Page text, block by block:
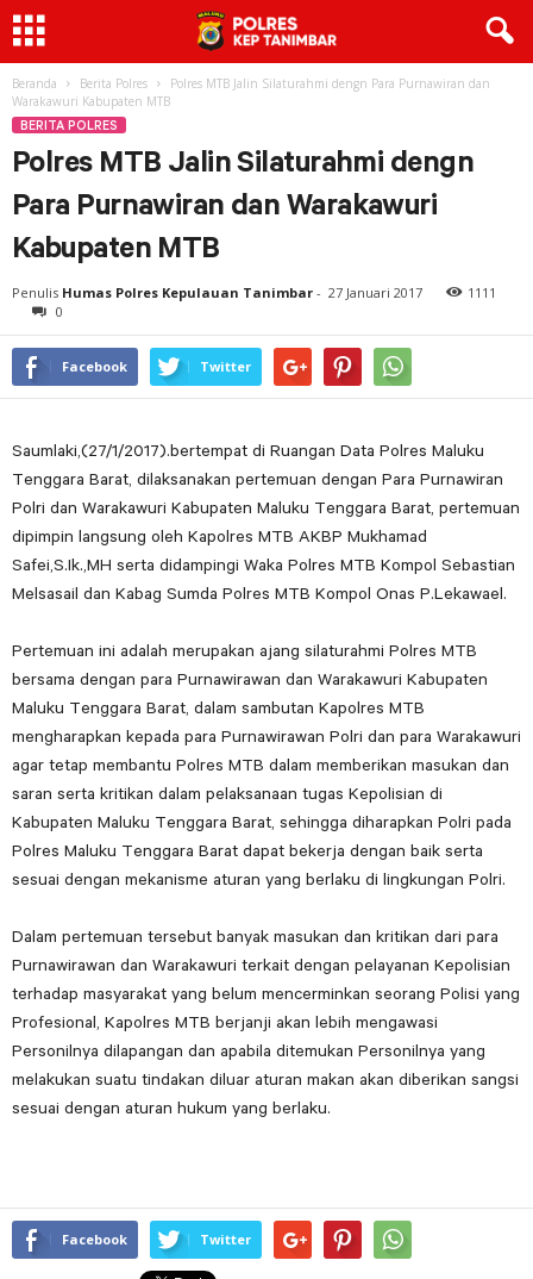
Beranda Berita Polres
Polres MTB Jalin Silaturahmi dengn Para Purnawiran dan
Warakawuri Kabupaten MTB
BERITA POLRES
Polres MTB Jalin Silaturahmi dengn
Para Purnawiran dan Warakawuri
Kabupaten MTB
Penulis Humas Polres Kepulauan Tanimbar - 27 Januari 2017
1111
0
Facebook Twitter
Saumlaki,(27/1/2017).bertempat di Ruangan Data Polres Maluku
Tenggara Barat, dilaksanakan pertemuan dengan Para Purnawiran
Polri dan Warakawuri Kabupaten Maluku Tenggara Barat, pertemuan
dipimpin langsung oleh Kapolres MTB AKBP Mukhamad
Safei,S.Ik.,MH serta didampingi Waka Polres MTB Kompol Sebastian
Melsasail dan Kabag Sumda Polres MTB Kompol Onas P.Lekawael.
Pertemuan ini adalah merupakan ajang silaturahmi Polres MTB
bersama dengan para Purnawirawan dan Warakawuri Kabupaten
Maluku Tenggara Barat, dalam sambutan Kapolres MTB
mengharapkan kepada para Purnawirawan Polri dan para Warakawuri
agar tetap membantu Polres MTB dalam memberikan masukan dan
saran serta kritikan dalam pelaksanaan tugas Kepolisian di
Kabupaten Maluku Tenggara Barat, sehingga diharapkan Polri pada
Polres Maluku Tenggara Barat dapat bekerja dengan baik serta
sesuai dengan mekanisme aturan yang berlaku di lingkungan Polri.
Dalam pertemuan tersebut banyak masukan dan kritikan dari para
Purnawirawan dan Warakawuri terkait dengan pelayanan Kepolisian
terhadap masyarakat yang belum mencerminkan seorang Polisi yang
Profesional, Kapolres MTB berjanji akan lebih mengawasi
Personilnya dilapangan dan apabila ditemukan Personilnya yang
melakukan suatu tindakan diluar aturan makan akan diberikan sangsi
sesuai dengan aturan hukum yang berlaku.
Facebook Twitter